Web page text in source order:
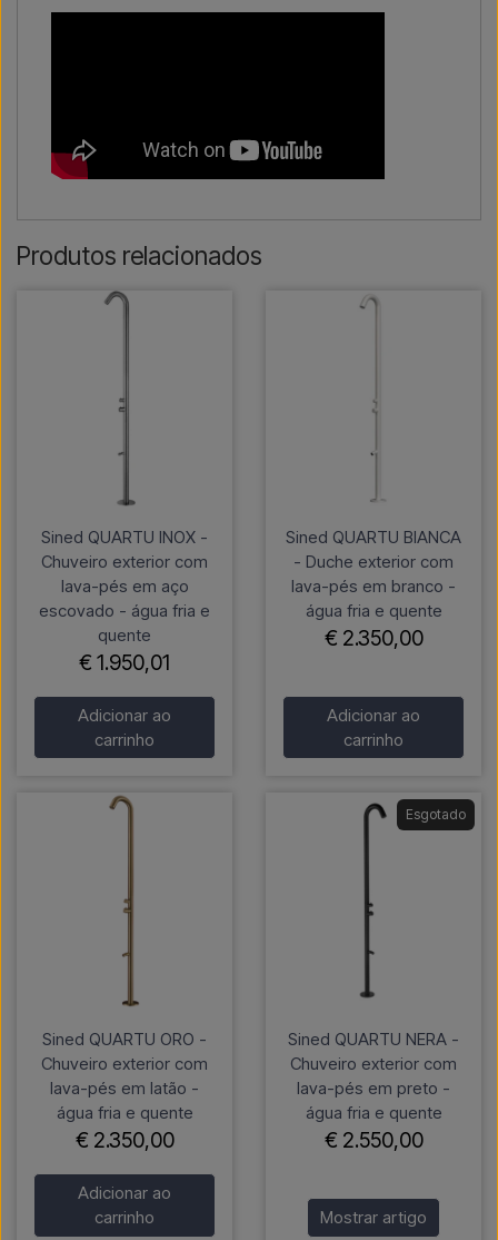
Produtos relacionados
Sined QUARTU INOX -
Chuveiro exterior com
lava-pés em aço
escovado - água fria e
quente
€ 1.950,01
Adicionar ao
carrinho
Sined QUARTU BIANCA
- Duche exterior com
lava-pés em branco -
água fria e quente
€ 2.350,00
Adicionar ao
carrinho
Sined QUARTU ORO -
Chuveiro exterior com
lava-pés em latão -
água fria e quente
€ 2.350,00
Adicionar ao
carrinho
Esgotado
Sined QUARTU NERA -
Chuveiro exterior com
lava-pés em preto -
água fria e quente
€ 2.550,00
Mostrar artigo